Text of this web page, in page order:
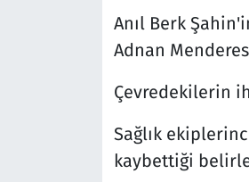
Anıl Berk
Adnan
Çevredekilerin
Sağlık
kaybettiği